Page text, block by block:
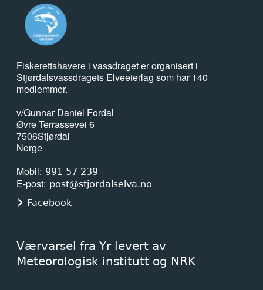
Fiskerettshavere i vassdraget er organisert i
Stjørdalsvassdragets Elveeierlag som har 140
medlemmer.
v/Gunnar Daniel Fordal
Øvre Terrassevei 6
7506Stjørdal
Norge
Mobil
991 57 239
E-post post@stjordalselva.no
Facebook
Værvarsel fra Yr levert av
Meteorologisk institutt og NRK